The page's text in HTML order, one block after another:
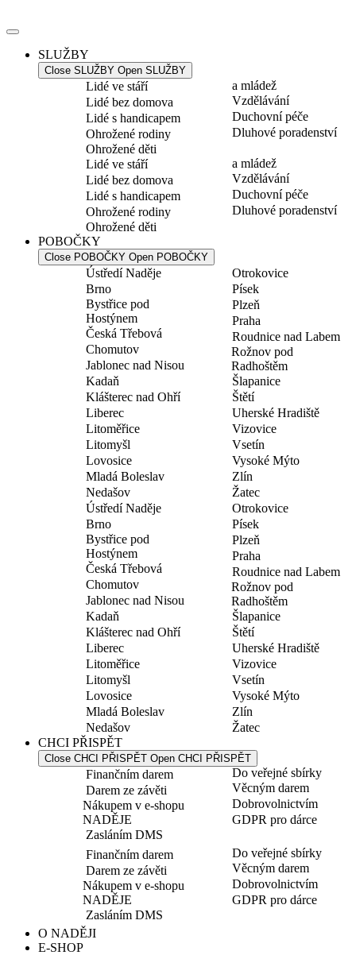
k
SLUŽBY
Close SLUŽBY Open SLUŽBY
Lidé ve stáří
Lidé bez domova
Lidé s handicapem
Ohrožené rodiny
Ohrožené děti
a mládež
Vzdělávání
Duchovní péče
Dluhové poradenství
Lidé ve stáří
Lidé bez domova
Lidé s handicapem
Ohrožené rodiny
Ohrožené děti
a mládež
Vzdělávání
Duchovní péče
Dluhové poradenství
POBOČKY
Close POBOČKY Open POBOČKY
Ústředí Naděje
Brno
Bystřice pod
Hostýnem
Česká Třebová
Chomutov
Jablonec nad Nisou
Kadaň
Klášterec nad Ohří
Liberec
Litoměřice
Litomyšl
Lovosice
Mladá Boleslav
Nedašov
Otrokovice
Písek
Plzeň
Praha
Roudnice nad Labem
Rožnov pod
Radhoštěm
Šlapanice
Štětí
Uherské Hradiště
Vizovice
Vsetín
Vysoké Mýto
Zlín
Žatec
Ústředí Naděje
Brno
Bystřice pod
Hostýnem
Česká Třebová
Chomutov
Jablonec nad Nisou
Kadaň
Klášterec nad Ohří
Liberec
Litoměřice
Litomyšl
Lovosice
Mladá Boleslav
Nedašov
Otrokovice
Písek
Plzeň
Praha
Roudnice nad Labem
Rožnov pod
Radhoštěm
Šlapanice
Štětí
Uherské Hradiště
Vizovice
Vsetín
Vysoké Mýto
Zlín
Žatec
CHCI PŘISPĚT
Close CHCI PŘISPĚT Open CHCI PŘISPĚT
Finančním darem
Darem ze závěti
Nákupem v e-shopu
NADĚJE
Zasláním DMS
Do veřejné sbírky
Věcným darem
Dobrovolnictvím
GDPR pro dárce
Finančním darem
Darem ze závěti
Nákupem v e-shopu
NADĚJE
Zasláním DMS
Do veřejné sbírky
Věcným darem
Dobrovolnictvím
GDPR pro dárce
O NADĚJI
E-SHOP